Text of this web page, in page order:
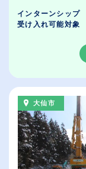
インターンシップ
受け入れ可能対象
大仙市